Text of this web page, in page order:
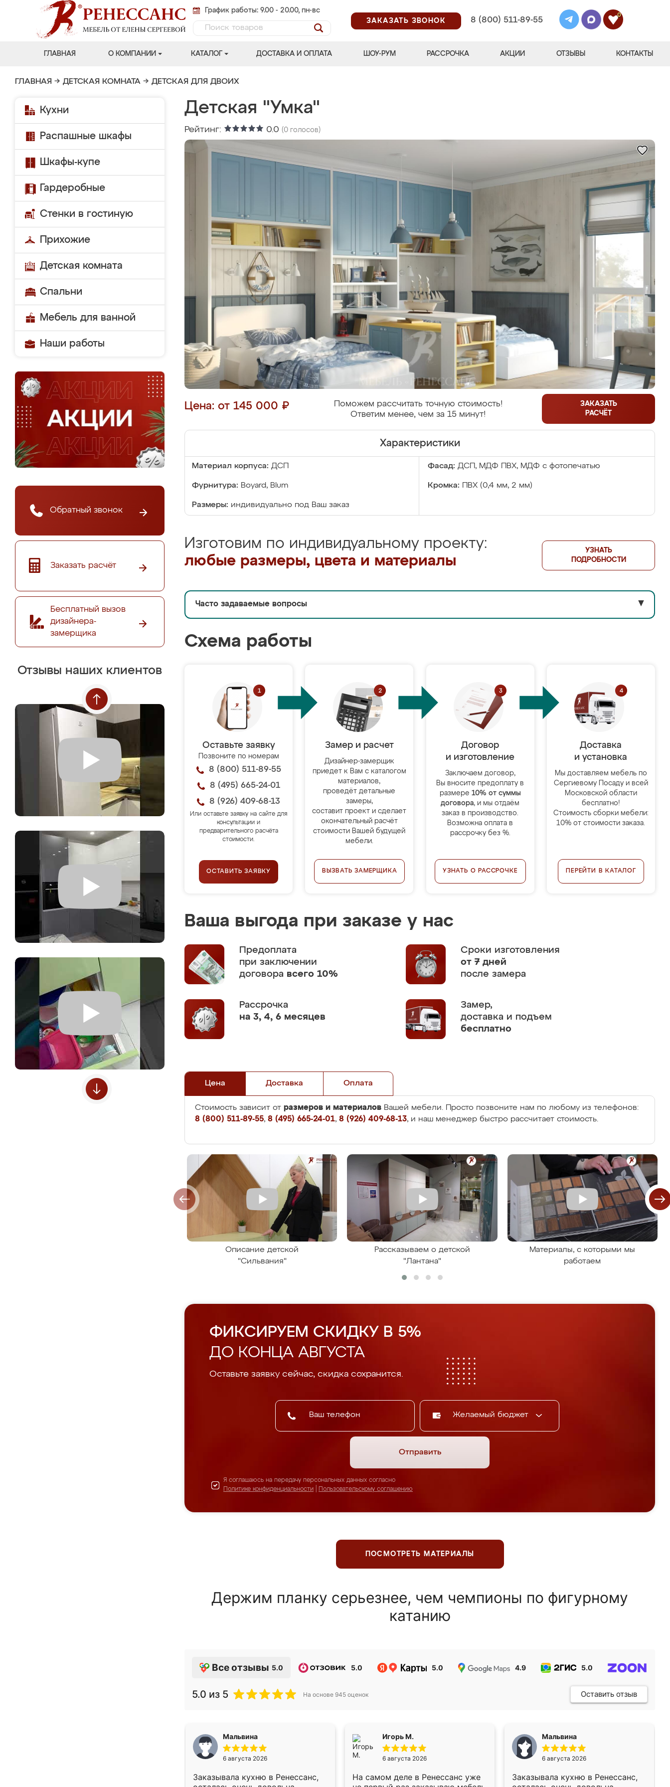
График работы: 9.00 - 20.00, пн-вс
ЗАКАЗАТЬ ЗВОНОК
8 (800) 511-89-55
0
ГЛАВНАЯ О КОМПАНИИ КАТАЛОГ ДОСТАВКА И ОПЛАТА ШОУ-РУМ РАССРОЧКА АКЦИИ ОТЗЫВЫ КОНТАКТЫ
ГЛАВНАЯ → ДЕТСКАЯ КОМНАТА → ДЕТСКАЯ ДЛЯ ДВОИХ
Кухни
Распашные шкафы
Шкафы-купе
Гардеробные
Стенки в гостиную
Прихожие
Детская комната
Спальни
Мебель для ванной
Наши работы
Обратный звонок
Заказать расчёт
Бесплатный вызов
дизайнера-
замерщика
Отзывы наших клиентов
Детская "Умка"
Рейтинг: 0.0 (0 голосов)
Цена: от 145 000 ₽
Поможем рассчитать точную стоимость!
Ответим менее, чем за 15 минут!
ЗАКАЗАТЬ
РАСЧЁТ
Характеристики
Материал корпуса: ДСП Фасад: ДСП, МДФ ПВХ, МДФ с фотопечатью
Фурнитура: Boyard, Blum Кромка: ПВХ (0,4 мм, 2 мм)
Размеры: индивидуально под Ваш заказ
Изготовим по индивидуальному проекту:
любые размеры, цвета и материалы
УЗНАТЬ
ПОДРОБНОСТИ
Часто задаваемые вопросы ▼
Схема работы
Оставьте заявку
Позвоните по номерам
8 (800) 511-89-55
8 (495) 665-24-01
8 (926) 409-68-13
Или оставьте заявку на сайте для
консультации и
предварительного расчёта
стоимости.
ОСТАВИТЬ ЗАЯВКУ
Замер и расчет
Дизайнер-замерщик
приедет к Вам с каталогом
материалов,
проведёт детальные
замеры,
составит проект и сделает
окончательный расчёт
стоимости Вашей будущей
мебели.
ВЫЗВАТЬ ЗАМЕРЩИКА
Договор
и изготовление
Заключаем договор,
Вы вносите предоплату в
размере 10% от суммы
договора, и мы отдаём
заказ в производство.
Возможна оплата в
рассрочку без %.
УЗНАТЬ О РАССРОЧКЕ
Доставка
и установка
Мы доставляем мебель по
Сергиевому Посаду и всей
Московской области
бесплатно!
Стоимость сборки мебели:
10% от стоимости заказа.
ПЕРЕЙТИ В КАТАЛОГ
Ваша выгода при заказе у нас
Предоплата
при заключении
договора всего 10%
Сроки изготовления
от 7 дней
после замера
Рассрочка
на 3, 4, 6 месяцев
Замер,
доставка и подъем
бесплатно
Цена Доставка Оплата
Стоимость зависит от размеров и материалов Вашей мебели. Просто позвоните нам по любому из телефонов:
8 (800) 511-89-55, 8 (495) 665-24-01, 8 (926) 409-68-13, и наш менеджер быстро рассчитает стоимость.
Описание детской
"Сильвания"
Рассказываем о детской
"Лантана"
Материалы, с которыми мы
работаем
ФИКСИРУЕМ СКИДКУ В 5%
ДО КОНЦА АВГУСТА
Оставьте заявку сейчас, скидка сохранится.
Желаемый бюджет
Отправить
Я соглашаюсь на передачу персональных данных согласно
Политике конфиденциальности
Пользовательскому соглашению
ПОСМОТРЕТЬ МАТЕРИАЛЫ
Держим планку серьезнее, чем чемпионы по фигурному
катанию
Все отзывы 5.0 5.0 5.0 4.9 5.0
5.0 из 5 На основе 945 оценок Оставить отзыв
Мальвина
6 августа 2026
Заказывала кухню в Ренессанс,
Игорь М.
6 августа 2026
На самом деле в Ренессанс уже
Мальвина
6 августа 2026
Заказывала кухню в Ренессанс,